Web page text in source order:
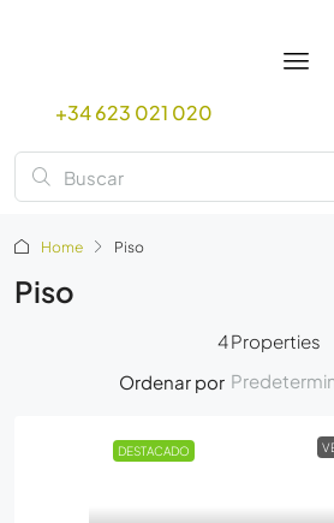
+34 623 021 020
Home Piso
Piso
4 Properties
Ordenar por
DESTACADO